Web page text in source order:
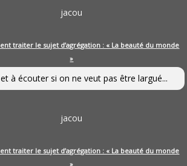
jacou
traiter le sujet d’agrégation : « La beauté du monde
»
à écouter si on ne veut pas être largué...
jacou
traiter le sujet d’agrégation : « La beauté du monde
»